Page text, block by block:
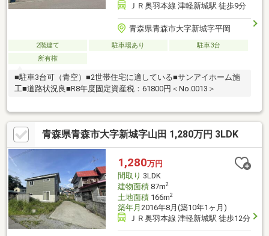
ＪＲ奥羽本線 津軽新城駅 徒歩9分
青森県青森市大字新城字平岡
2階建て 駐車場あり
駐車3台
所有権
■駐車3台可（青空）■2世帯住宅に適している■サンアイホーム施
工■道路状況良■R8年度固定資産税：61800円＜No.0013＞
青森県青森市大字新城字山田 1,280万円 3LDK
1,280万円
間取り 3LDK
建物面積87m2
土地面積166m2
築年月 2016年8月(築10年1ヶ月)
ＪＲ奥羽本線 津軽新城駅 徒歩12分